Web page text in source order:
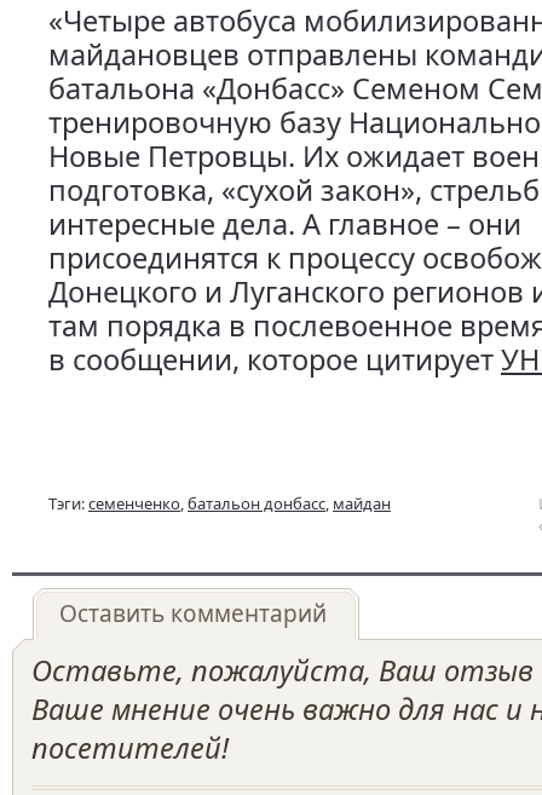
«Четыре автобуса
майдановцев отправлены
батальона «Донбасс» Семеном
тренировочную базу
Новые Петровцы. Их ожидает
подготовка, «сухой закон»,
интересные дела. А главное – они
присоединятся к процессу
Донецкого и Луганского регионов
там порядка в послевоенное
в сообщении, которое цитирует
Тэги:семенченко,батальон донбасс, майдан
Оставить комментарий
Оставьте, пожалуйста, Ваш отзыв
Ваше мнение очень важно для нас и
посетителей!